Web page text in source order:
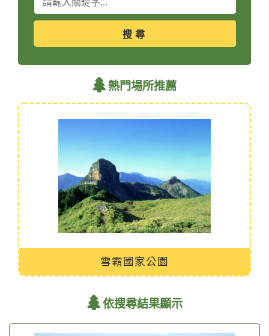
別
鍵
字
熱門場所推薦
雪霸國家公園
依搜尋結果顯示